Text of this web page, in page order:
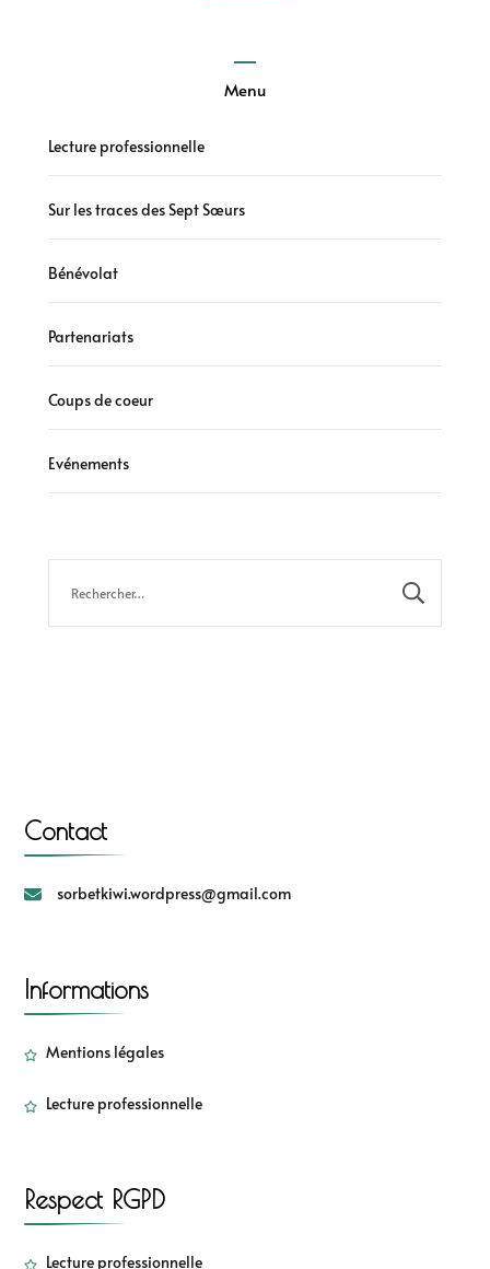
Menu
Lecture professionnelle
Sur les traces des Sept Sœurs
Bénévolat
Partenariats
Coups de coeur
Evénements
Contact
sorbetkiwi.wordpress@gmail.com
Informations
Mentions légales
Lecture professionnelle
Respect RGPD
Lecture professionnelle